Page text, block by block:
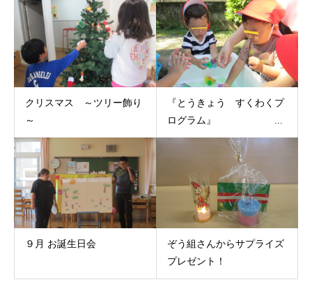
クリスマス ～ツリー飾り
～
『とうきょう すくわくプ
ログラム』 ...
９月 お誕生日会
ぞう組さんからサプライズ
プレゼント！